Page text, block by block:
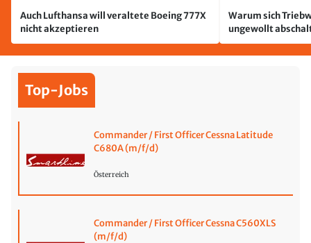
Auch Lufthansa will veraltete Boeing 777X
nicht akzeptieren
Warum sich
ungewollt
passiert
Top-Jobs
Commander / First Officer Cessna Latitude
C680A (m/f/d)
Österreich
Commander / First Officer Cessna C560XLS
(m/f/d)